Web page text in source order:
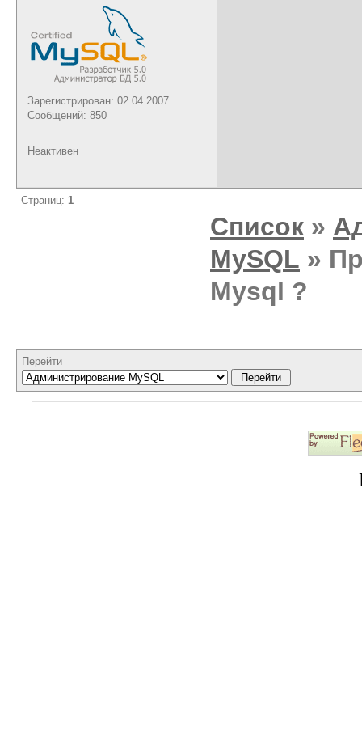
Зарегистрирован: 02.04.2007
Сообщений: 850
Неактивен
Страниц: 1
Список »
MySQL »
Mysql ?
Перейти